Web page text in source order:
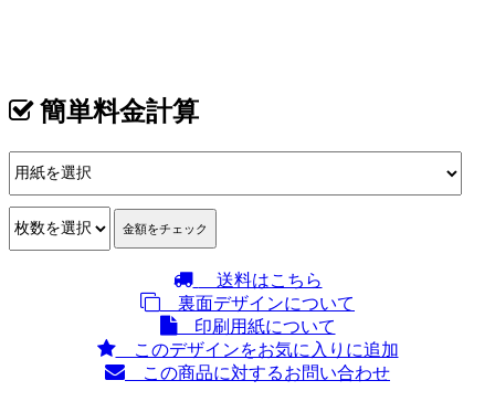
簡単料金計算
送料はこちら
裏面デザインについて
印刷用紙について
このデザインをお気に入りに追加
この商品に対するお問い合わせ